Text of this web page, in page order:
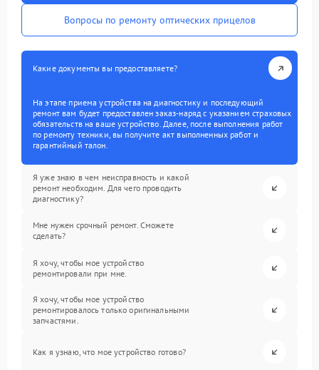
Вопросы по ремонту оптических прицелов
Какие документы вы предоставляете?
На этапе приема устройства на диагностику и последующий
ремонт вам будет предоставлен заказ-наряд с указанием страховых
обязательств на ваше устройство. Далее, после выполнения работ
по ремонту техники, вы получите акт выполненных работ и
гарантийный талон.
Я уже знаю в чем неисправность и какой
ремонт необходим. Для чего проводить
диагностику?
Мне нужен срочный ремонт. Сможете
сделать?
Я хочу, чтобы мое устройство
ремонтировали при мне.
Я хочу, чтобы мое устройство
ремонтировалось только оригинальными
запчастями.
Как я узнаю, что мое устройство готово?